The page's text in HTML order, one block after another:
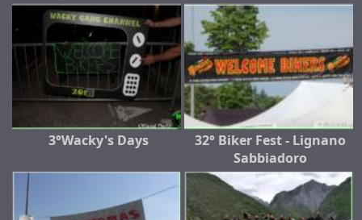
3°Wacky's Days
32° Biker Fest - Lignano
Sabbiadoro